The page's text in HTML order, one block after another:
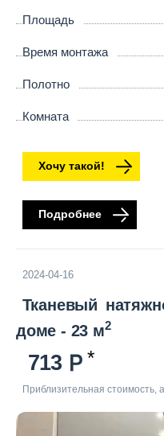
Площадь
Время монтажа
Полотно
Комната
Хочу такой!
Подробнее
2024-04-16
Тканевый
доме - 23 м2
713
Приблизительная стоимость,